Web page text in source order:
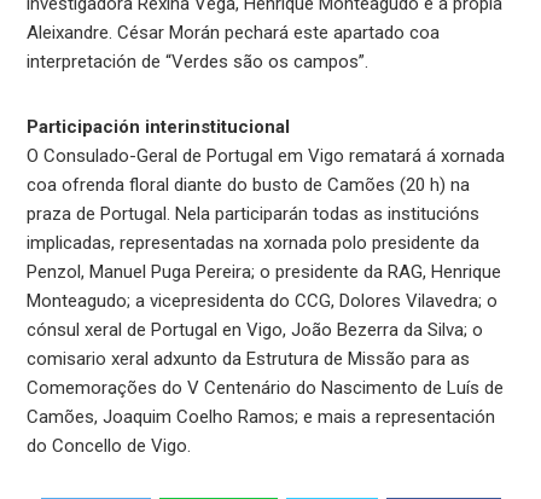
Aleixandre. César Morán pechará este apartado coa
interpretación de “Verdes são os campos”.
Participación interinstitucional
O Consulado-Geral de Portugal em Vigo rematará á xornada
coa ofrenda floral diante do busto de Camões (20 h) na
praza de Portugal. Nela participarán todas as institucións
implicadas, representadas na xornada polo presidente da
Penzol, Manuel Puga Pereira; o presidente da RAG, Henrique
Monteagudo; a vicepresidenta do CCG, Dolores Vilavedra; o
cónsul xeral de Portugal en Vigo, João Bezerra da Silva; o
comisario xeral adxunto da Estrutura de Missão para as
Comemorações do V Centenário do Nascimento de Luís de
Camões, Joaquim Coelho Ramos; e mais a representación
do Concello de Vigo.